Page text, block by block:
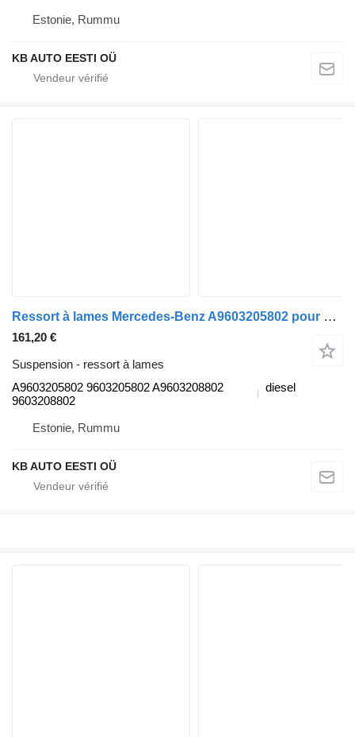
Estonie, Rummu
KB AUTO EESTI OÜ
Ressort à lames Mercedes-Benz A9603205802 pour camion Mercedes-Benz Actros MP4 Antos Arocs (2012-)
161,20 €
Suspension - ressort à lames
A9603205802 9603205802 A9603208802
9603208802
diesel
Estonie, Rummu
KB AUTO EESTI OÜ